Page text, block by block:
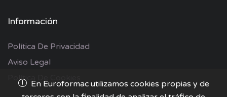
Información
Política De Privacidad
Aviso Legal
Política De Cookies
En Euroformac utilizamos cookies propias y de